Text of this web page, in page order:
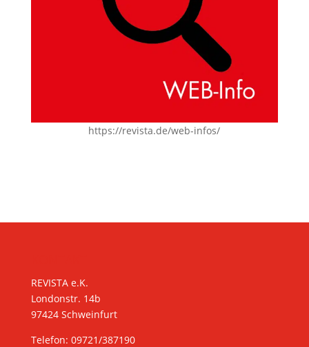
https://revista.de/web-infos/
REVISTA e.K.
Londonstr. 14b
97424 Schweinfurt
Telefon: 09721/387190